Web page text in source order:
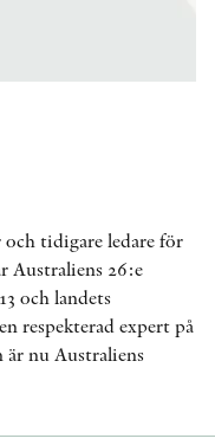
tidigare ledare för
Australiens 26:e
och landets
respekterad expert på
nu Australiens